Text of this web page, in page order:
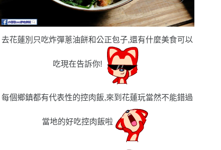
去花蓮別只吃炸彈蔥油餅和公正包子,還有什麼美食可以
吃現在告訴你!
每個鄉鎮都有代表性的控肉飯,來到花蓮玩當然不能錯過
當地的好吃控肉飯啦